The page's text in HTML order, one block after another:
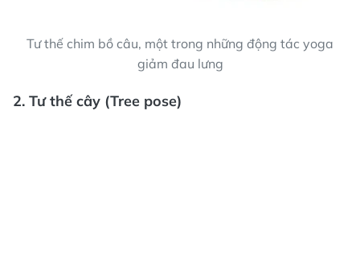
Tư thế chim bồ câu, một trong những động tác yoga
giảm đau lưng
2. Tư thế cây (Tree pose)